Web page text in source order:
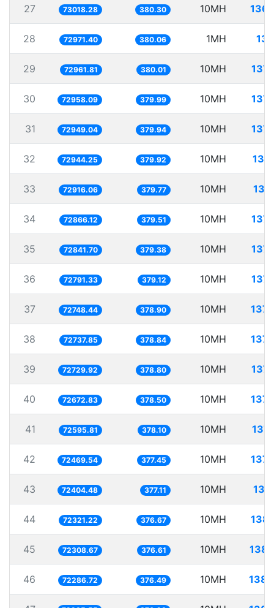
27 73018.28 380.30 10MH
28 72971.40 380.06 1MH
29 72961.81 380.01 10MH
30 72958.09 379.99 10MH
31 72949.04 379.94 10MH
32 72944.25 379.92 10MH
33 72916.06 379.77 10MH
34 72866.12 379.51 10MH
35 72841.70 379.38 10MH
36 72791.33 379.12 10MH
37 72748.44 378.90 10MH
38 72737.85 378.84 10MH
39 72729.92 378.80 10MH
40 72672.83 378.50 10MH
41 72595.81 378.10 10MH
42 72469.54 377.45 10MH
43 72404.48 377.11 10MH
44 72321.22 376.67 10MH
45 72308.67 376.61 10MH
46 72286.72 376.49 10MH